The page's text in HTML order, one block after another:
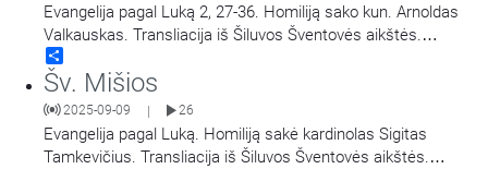
Evangelija pagal Luką 2, 27-36. Homiliją sako kun. Arnoldas
Valkauskas. Transliacija iš Šiluvos Šventovės aikštės.
Didieji Švč. Mergelės Marijos Gimimo atlaidai.
Šv. Mišios
2025-09-09 | 26
Evangelija pagal Luką. Homiliją sakė kardinolas Sigitas
Tamkevičius. Transliacija iš Šiluvos Šventovės aikštės.